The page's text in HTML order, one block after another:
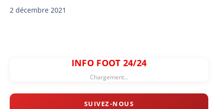
2 décembre 2021
INFO FOOT 24/24
Chargement...